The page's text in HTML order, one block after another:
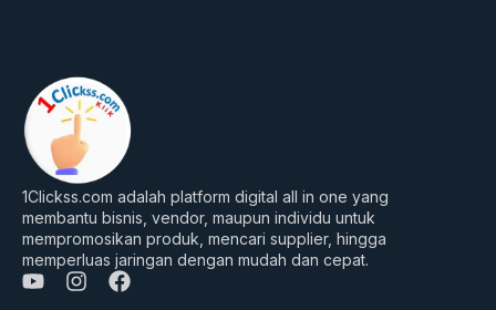
1Clickss.com adalah platform digital all in one yang
membantu bisnis, vendor, maupun individu untuk
mempromosikan produk, mencari supplier, hingga
memperluas jaringan dengan mudah dan cepat.
Y
I
F